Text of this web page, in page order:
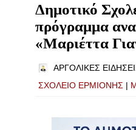
Δημοτικό
πρόγραμμα
«Μαριέττα
ΑΡΓΟΛΙΚΕΣ
ΣΧΟΛΕΙΟ ΕΡΜΙΟΝΗΣ